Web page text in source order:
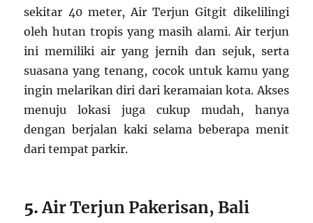
sekitar 40 meter, Air Terjun Gitgit dikelilingi
oleh hutan tropis yang masih alami. Air terjun
ini memiliki air yang jernih dan sejuk, serta
suasana yang tenang, cocok untuk kamu yang
ingin melarikan diri dari keramaian kota. Akses
menuju lokasi juga cukup mudah, hanya
dengan berjalan kaki selama beberapa menit
dari tempat parkir.
5.Air Terjun Pakerisan, Bali